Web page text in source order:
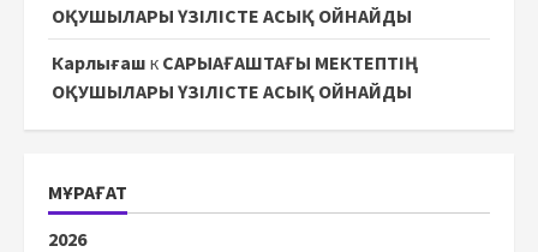
ОҚУШЫЛАРЫ ҮЗІЛІСТЕ АСЫҚ ОЙНАЙДЫ
Карлығаш к САРЫАҒАШТАҒЫ МЕКТЕПТІҢ
ОҚУШЫЛАРЫ ҮЗІЛІСТЕ АСЫҚ ОЙНАЙДЫ
МҰРАҒАТ
2026